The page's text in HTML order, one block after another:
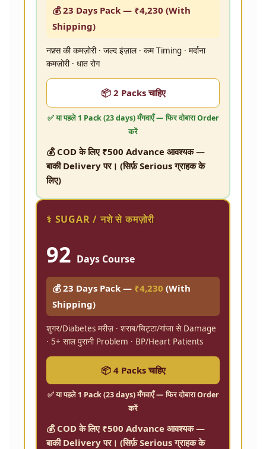
💰 23 Days Pack — ₹4,230 (With
Shipping)
नफ़्स की कमज़ोरी · जल्द इंज़ाल · कम Timing · मर्दाना
कमज़ोरी · धात रोग
📦 2 Packs चाहिए
✅ या पहले1 Pack (23 days)मँगवाएँ — फिर दोबारा Order
करें
💰 COD के लिए ₹500 Advance आवश्यक —
बाकी Delivery पर। (सिर्फ़ Serious ग्राहक के
लिए)
⚕️ SUGAR / नशे से कमज़ोरी
92 Days Course
💰 23 Days Pack — ₹4,230 (With
Shipping)
शुगर/Diabetes मरीज़ · शराब/चिट्टा/गांजा से Damage
· 5+ साल पुरानी Problem · BP/Heart Patients
📦 4 Packs चाहिए
✅ या पहले1 Pack (23 days)मँगवाएँ — फिर दोबारा Order
करें
💰 COD के लिए ₹500 Advance आवश्यक —
बाकी Delivery पर। (सिर्फ़ Serious ग्राहक के